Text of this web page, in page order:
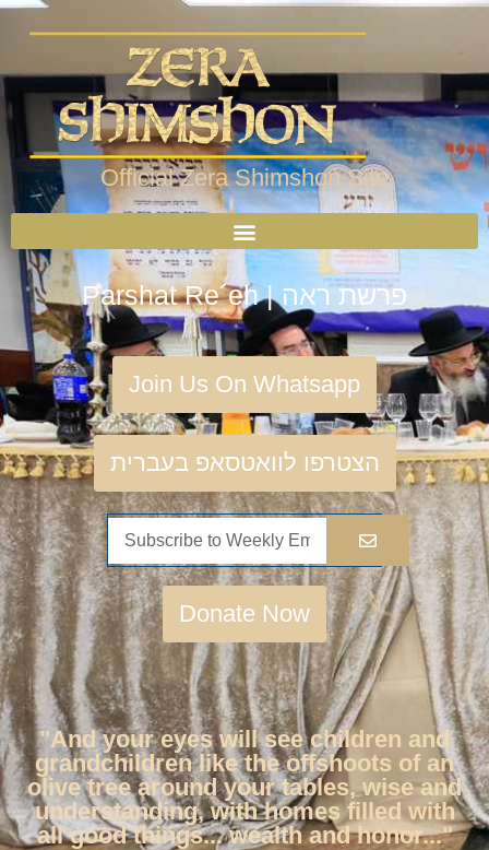
Official Zera Shimshon Site
Parshat Re´eh | פרשת ראה
Join Us On Whatsapp
הצטרפו לוואטסאפ בעברית
Donate Now
"And your eyes will see children and
grandchildren like the offshoots of an
olive tree around your tables, wise and
understanding, with homes filled with
all good things... wealth and honor..."